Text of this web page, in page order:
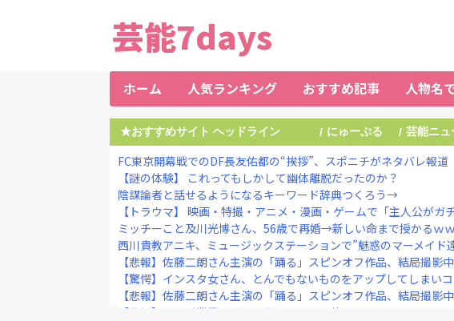
芸能7days
ホーム 人気ランキング おすすめ記事 人物名
★おすすめサイト ヘッドライン / にゅーぷる / 芸能ニュ
FC東京開幕戦でのDF長友佑都の“挨拶”、スポニチがネタバレ報道
【謎の体験】 これってもしかして幽体離脱だったのか？
陰謀論者と話せるようになるキーワード辞典つくろう→
【トラウマ】 映画・特撮・アニメ・漫画・ゲームで「主人公がガ
ミッチーこと及川光博さん、56歳で再婚→新しい命まで授かるｗ
西川貴教アニキ、ミュージックステーションで”魅惑のマーメイド
【悲報】佐藤二朗さん主演の「踊る」スピンオフ作品、結局撮影
【驚愕】インスタ女さん、とんでもないものをアップしてしまい
【悲報】佐藤二朗さん主演の「踊る」スピンオフ作品、結局撮影
【悲報】テレビ業界、ガチで逝く・・・・他